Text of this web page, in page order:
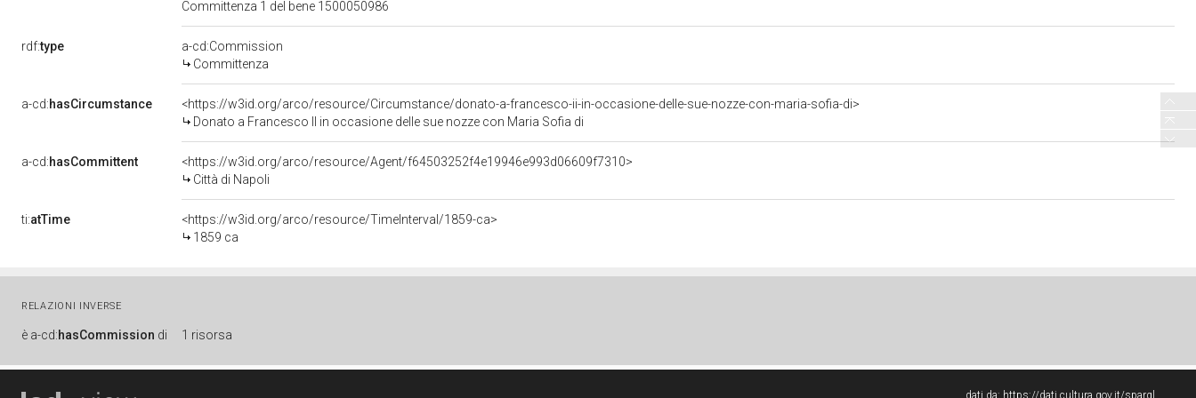
Committenza 1 del bene 1500050986
rdf:type
a-cd:Commission
Committenza
a-cd:hasCircumstance
<https://w3id.org/arco/resource/Circumstance/donato-a-francesco-ii-in-occasione-delle-sue-nozze-con-maria-sofia-di>
Donato a Francesco II in occasione delle sue nozze con Maria Sofia di
a-cd:hasCommittent
<https://w3id.org/arco/resource/Agent/f64503252f4e19946e993d06609f7310>
Città di Napoli
ti:atTime
<https://w3id.org/arco/resource/TimeInterval/1859-ca>
1859 ca
RELAZIONI INVERSE
è a-cd:hasCommission di 1 risorsa
dati da: https://dati.cultura.gov.it/sparql